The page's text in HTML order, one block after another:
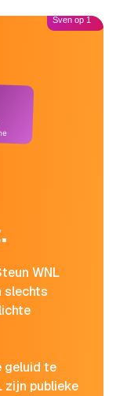
WNL
slechts
geluid te
zijn publieke
Sven op 1